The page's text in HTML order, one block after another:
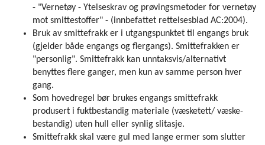
- "Vernetøy - Ytelseskrav og prøvings­metoder for vernetøy
mot smittestoffer" - (innbefattet rettelsesblad AC:2004).
Bruk av smittefrakk er i utgangspunktet til engangs bruk
(gjelder både engangs og flergangs). Smittefrakken er
"personlig". Smittefrakk kan unntaksvis/alternativt
benyttes flere ganger, men kun av samme person hver
gang.
Som hovedregel bør brukes engangs smittefrakk
produsert i fuktbestandig materiale (væsketett/ væske­
bestandig) uten hull eller synlig slitasje.
Smittefrakk skal være gul med lange ermer som slutter